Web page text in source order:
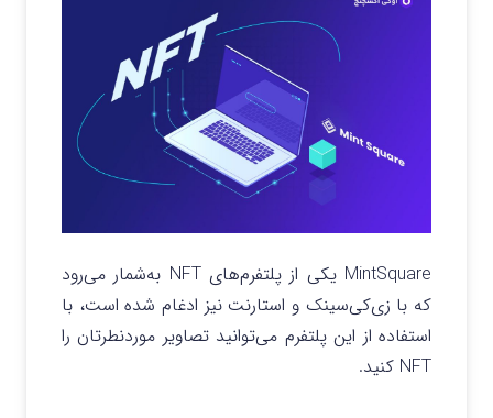
MintSquare یکی از پلتفرم‌های NFT به‌شمار می‌رود
که با زی‌کی‌سینک و استارنت نیز ادغام شده است، با
استفاده از این پلتفرم می‌توانید تصاویر موردنطرتان را
NFT کنید.